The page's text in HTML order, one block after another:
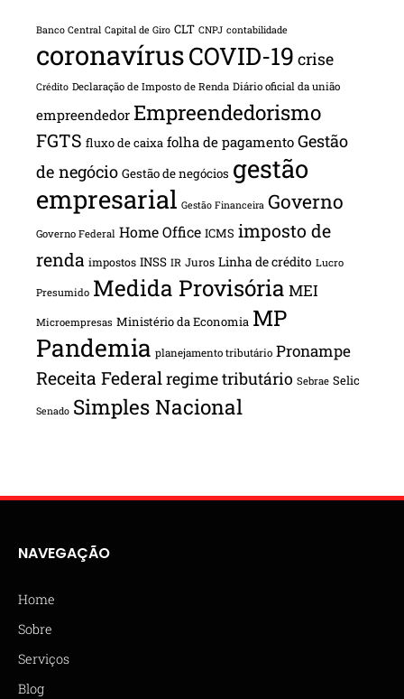
Banco Central Capital de Giro CLT CNPJ contabilidade
coronavírusCOVID-19 crise
Crédito Declaração de Imposto de Renda Diário oficial da união
empreendedor Empreendedorismo
FGTS fluxo de caixa folha de pagamento Gestão
de negócio Gestão de negócios gestão
empresarial Gestão Financeira Governo
Governo Federal Home Office ICMS imposto de
renda impostos INSS IR Juros Linha de crédito Lucro
Presumido Medida Provisória MEI
Microempresas Ministério da Economia MP
Pandemia planejamento tributário Pronampe
Receita Federalregime tributário Sebrae Selic
Senado Simples Nacional
NAVEGAÇÃO
Home
Sobre
Serviços
Blog